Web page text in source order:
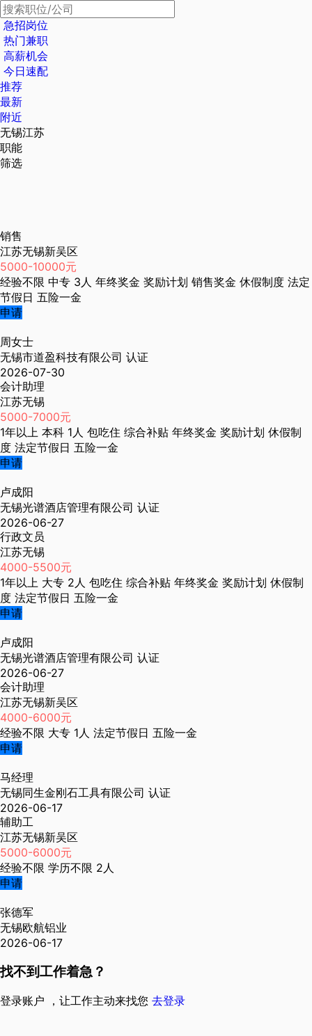
急招岗位
热门兼职
高薪机会
今日速配
推荐
最新
附近
无锡江苏
职能
筛选
销售
江苏无锡新吴区
5000-10000元
经验不限 中专 3人 年终奖金 奖励计划 销售奖金 休假制度 法定
节假日 五险一金
申请
周女士
无锡市道盈科技有限公司 认证
2026-07-30
会计助理
江苏无锡
5000-7000元
1年以上 本科 1人 包吃住 综合补贴 年终奖金 奖励计划 休假制
度 法定节假日 五险一金
申请
卢成阳
无锡光谱酒店管理有限公司 认证
2026-06-27
行政文员
江苏无锡
4000-5500元
1年以上 大专 2人 包吃住 综合补贴 年终奖金 奖励计划 休假制
度 法定节假日 五险一金
申请
卢成阳
无锡光谱酒店管理有限公司 认证
2026-06-27
会计助理
江苏无锡新吴区
4000-6000元
经验不限 大专 1人 法定节假日 五险一金
申请
马经理
无锡同生金刚石工具有限公司 认证
2026-06-17
辅助工
江苏无锡新吴区
5000-6000元
经验不限 学历不限 2人
申请
张德军
无锡欧航铝业
2026-06-17
找不到工作着急？
登录账户 ，让工作主动来找您 去登录